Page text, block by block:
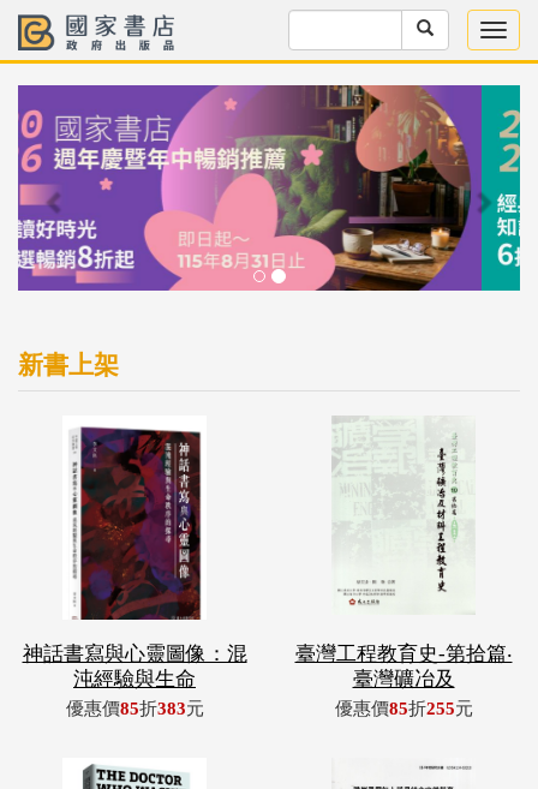
新書上架
神話書寫與心靈圖像：混
沌經驗與生命
優惠價85折383元
臺灣工程教育史-第拾篇‧
臺灣礦冶及
優惠價85折255元